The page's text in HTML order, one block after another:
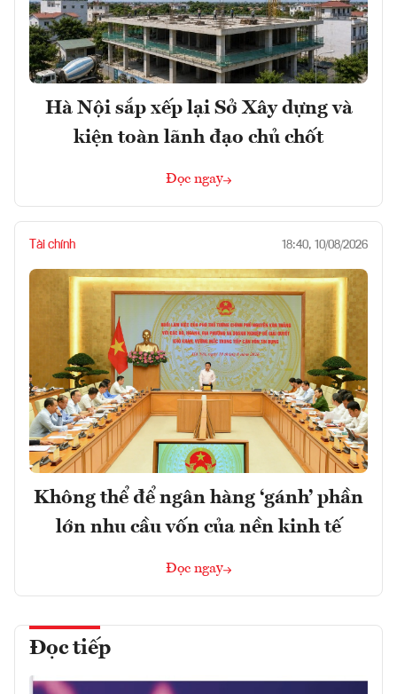
Hà Nội sắp xếp lại Sở Xây dựng và
kiện toàn lãnh đạo chủ chốt
Đọc ngay
Tài chính 18:40, 10/08/2026
Không thể để ngân hàng ‘gánh’ phần
lớn nhu cầu vốn của nền kinh tế
Đọc ngay
Đọc tiếp